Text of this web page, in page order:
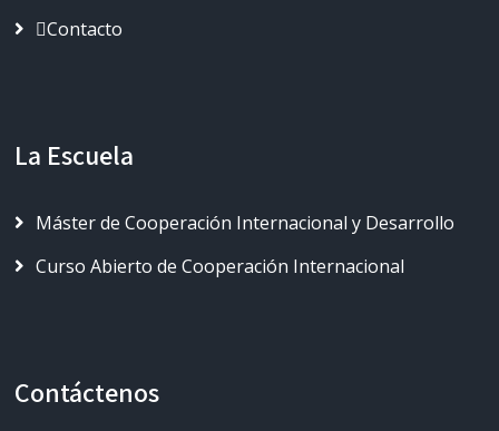
Contacto
La Escuela
Máster de Cooperación Internacional y Desarrollo
Curso Abierto de Cooperación Internacional
Contáctenos